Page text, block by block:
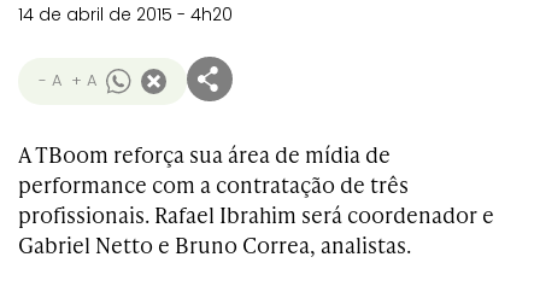
14 de abril de 2015 - 4h20
- A + A
A TBoom reforça sua área de mídia de
performance com a contratação de três
profissionais. Rafael Ibrahim será coordenador e
Gabriel Netto e Bruno Correa, analistas.